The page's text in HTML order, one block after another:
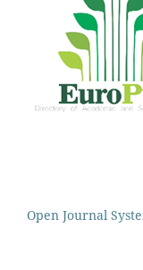
Open Journal